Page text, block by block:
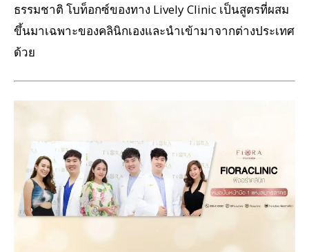
ธรรมชาติ โบท็อกซ์ของทาง Lively Clinic เป็นสูตรที่ผสม
ขึ้นมาเฉพาะของคลินิกเองและนำเข้ามาจากต่างประเทศ
ด้วย